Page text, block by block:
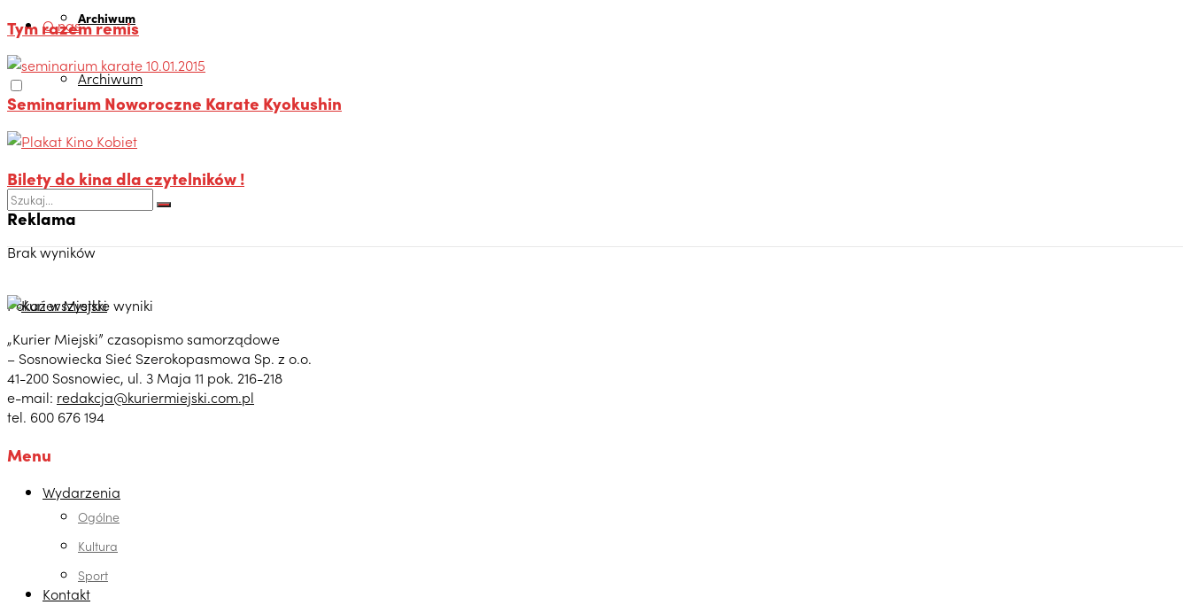
Archiwum
O nas
Archiwum
Brak wyników
Pokaż wszystkie wyniki
Tym razem remis
Seminarium Noworoczne Karate Kyokushin
Bilety do kina dla czytelników !
Reklama
„Kurier Miejski” czasopismo samorządowe
– Sosnowiecka Sieć Szerokopasmowa Sp. z o.o.
41-200 Sosnowiec, ul. 3 Maja 11 pok. 216-218
e-mail: redakcja@kuriermiejski.com.pl
tel. 600 676 194
Menu
Wydarzenia
Ogólne
Kultura
Sport
Kontakt